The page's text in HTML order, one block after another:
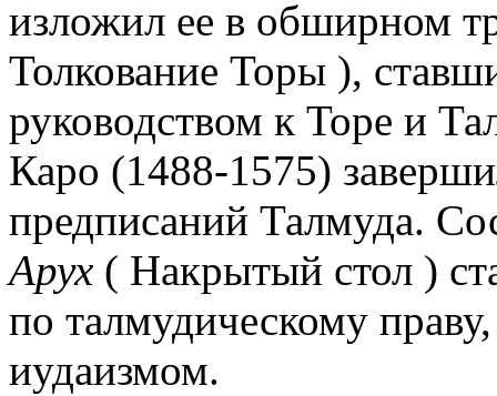
изложил ее в обширном
Толкование Торы ),
руководством к Торе и
Каро (1488-1575)
предписаний Талмуда.
Арух ( Накрытый стол )
по талмудическому
иудаизмом.